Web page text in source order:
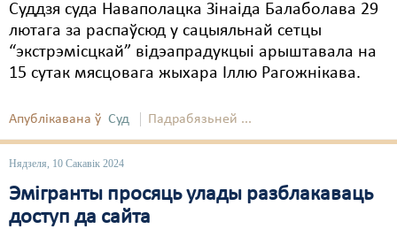
Суддзя суда Наваполацка Зінаіда Балаболава 29
лютага за распаўсюд у сацыяльнай сетцы
“экстрэмісцкай” відэапрадукцыі арыштавала на
15 сутак мясцовага жыхара Іллю Рагожнікава.
Апублікавана ў Суд Падрабязьней ...
Нядзеля, 10 Сакавік 2024
Эмігранты просяць улады разблакаваць
доступ да сайта
Мірныя сходы
Палітвязьні
Правы дзіцяці
Пэнітэнцыярная сыстэма
Распальваньне варожасьці